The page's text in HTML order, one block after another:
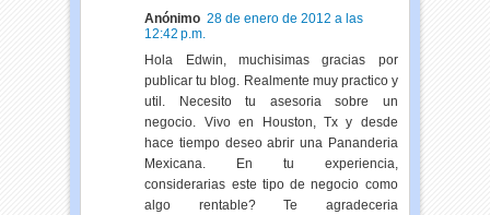
Anónimo 28 de enero de 2012 a las
12:42 p.m.
Hola Edwin, muchisimas gracias por
publicar tu blog. Realmente muy practico y
util. Necesito tu asesoria sobre un
negocio. Vivo en Houston, Tx y desde
hace tiempo deseo abrir una Pananderia
Mexicana. En tu experiencia,
considerarias este tipo de negocio como
algo rentable? Te agradeceria